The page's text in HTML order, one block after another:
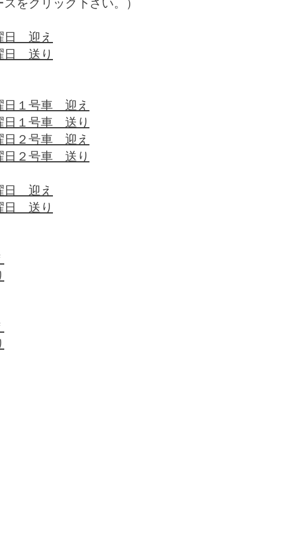
スをクリック下さい。）
日 迎え
日 送り
日１号車 迎え
日１号車 送り
日２号車 迎え
日２号車 送り
日 迎え
日 送り